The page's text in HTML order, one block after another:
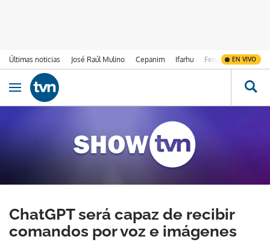
Últimas noticias José Raúl Mulino Cepanim Ifarhu Fenómeno de El
EN VIVO
Ir al contenido
Obrir navegació
ChatGPT será capaz de recibir
comandos por voz e imágenes